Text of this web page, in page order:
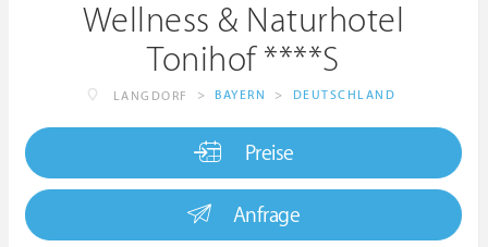
Wellness & Naturhotel
Tonihof ****S
LANGDORF > BAYERN > DEUTSCHLAND
Preise
Anfrage